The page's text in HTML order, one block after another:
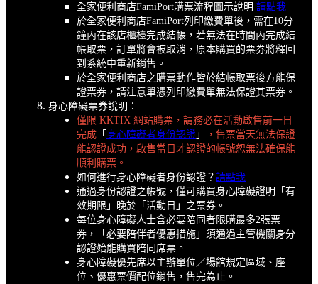
全家便利商店FamiPort購票流程圖示說明 請點我
於全家便利商店FamiPort列印繳費單後，需在10分
鐘內在該店櫃檯完成結帳，若無法在時間內完成結
帳取票，訂單將會被取消，原本購買的票券將釋回
到系統中重新銷售。
於全家便利商店之購票動作皆於結帳取票後方能保
證票券，請注意單憑列印繳費單無法保證其票券。
身心障礙票券說明：
僅限 KKTIX 網站購票，請務必在活動啟售前一日
完成 「 身心障礙者身份認證 」
，售票當天無法保證
能認證成功，啟售當日才認證的帳號恕無法確保能
順利購票。
如何進行身心障礙者身份認證？ 請點我
通過身份認證之帳號，僅可購買身心障礙證明「有
效期限」晚於「活動日」之票券。
每位身心障礙人士含必要陪同者限購最多2張票
券，「必要陪伴者優惠措施」須通過主管機關身分
認證始能購買陪同席票。
身心障礙優先席以主辦單位／場館規定區域、座
位、優惠票價配位銷售，售完為止。